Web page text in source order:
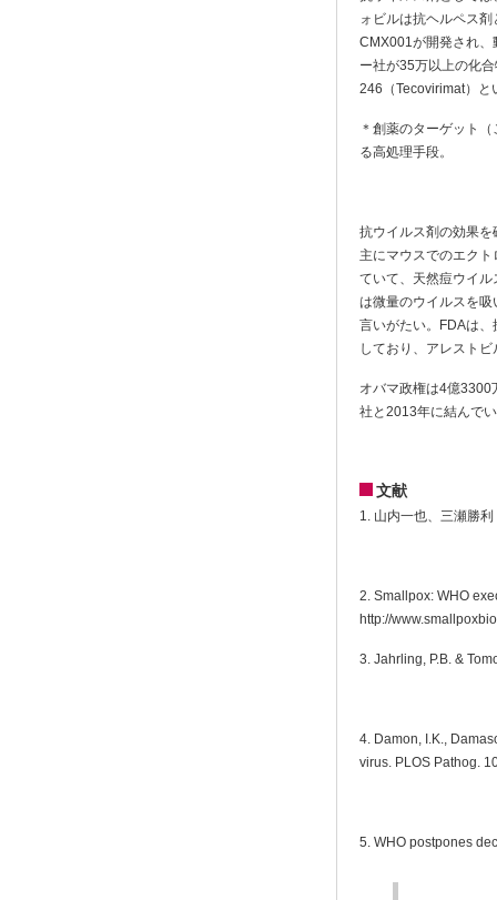
ォビルは抗ヘルペス
CMX001が開発され、
ー社が35万以上の化
246（Tecovirimat）と
＊創薬のターゲット
る高処理手段。
抗ウイルス剤の効果
主にマウスでのエク
ていて、天然痘ウイ
は微量のウイルスを
言いがたい。FDAは
しており、アレスト
オバマ政権は4億3300
社と2013年に結んで
文献
1. 山内一也、三瀬勝
2. Smallpox: WHO
http://
3. Jahrling, P.B. &
4. Damon, I.K.,
virus. PLOS Pathog.
5. WHO postpones